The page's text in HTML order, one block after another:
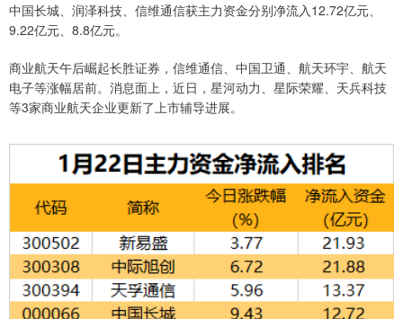
中国长城、润泽科技、信维通信获主力资金分别净流入12.72亿元、
9.22亿元、8.8亿元。
商业航天午后崛起长胜证券，信维通信、中国卫通、航天环宇、航天
电子等涨幅居前。消息面上，近日，星河动力、星际荣耀、天兵科技
等3家商业航天企业更新了上市辅导进展。